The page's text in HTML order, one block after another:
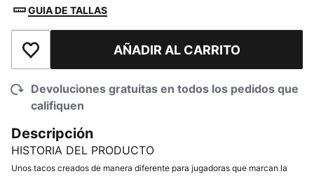
GUIA DE TALLAS
Añadir a la lista de deseosAÑADIR AL CARRITO
Devoluciones gratuitas en todos los pedidos que
califiquen
Descripción
HISTORIA DEL PRODUCTO
Unos tacos creados de manera diferente para jugadoras que marcan la